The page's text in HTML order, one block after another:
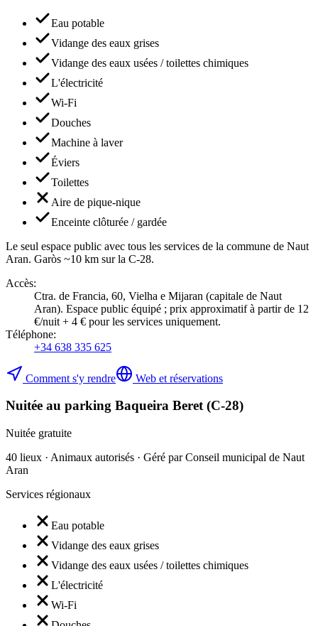
Eau potable
Vidange des eaux grises
Vidange des eaux usées / toilettes chimiques
L'électricité
Wi-Fi
Douches
Machine à laver
Éviers
Toilettes
Aire de pique-nique
Enceinte clôturée / gardée
Le seul espace public avec tous les services de la commune de Naut
Aran. Garòs ~10 km sur la C-28.
Accès:
Ctra. de Francia, 60, Vielha e Mijaran (capitale de Naut
Aran). Espace public équipé ; prix approximatif à partir de 12
€/nuit + 4 € pour les services uniquement.
Téléphone:
+34 638 335 625
Comment s'y rendre Web et réservations
Nuitée au parking Baqueira Beret (C-28)
Nuitée gratuite
40 lieux · Animaux autorisés · Géré par Conseil municipal de Naut
Aran
Services régionaux
Eau potable
Vidange des eaux grises
Vidange des eaux usées / toilettes chimiques
L'électricité
Wi-Fi